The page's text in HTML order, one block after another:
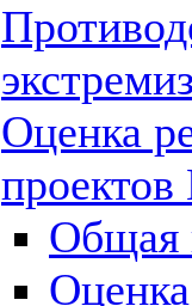
Оценка
Общая